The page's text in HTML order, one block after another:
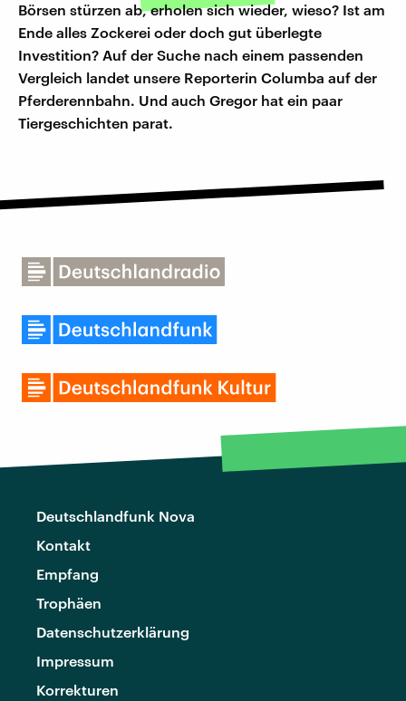
Börsen stürzen ab, erholen sich wieder, wieso? Ist am
Ende alles Zockerei oder doch gut überlegte
Investition? Auf der Suche nach einem passenden
Vergleich landet unsere Reporterin Columba auf der
Pferderennbahn. Und auch Gregor hat ein paar
Tiergeschichten parat.
Deutschlandfunk Nova
Kontakt
Empfang
Trophäen
Datenschutzerklärung
Impressum
Korrekturen